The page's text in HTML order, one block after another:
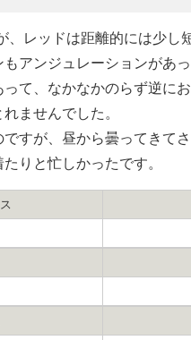
、レッドは距離的には少し
アンジュレーションがあっ
て、なかなかのらず逆に
ませんでした。
すが、昼から曇ってきて
りと忙しかったです。